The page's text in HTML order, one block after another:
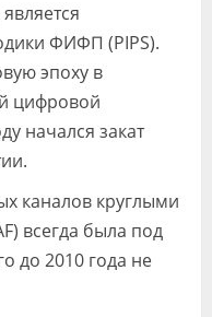
ФИФП (PIPS).
эпоху в
цифровой
начался закат
каналов круглыми
всегда была под
до 2010 года не